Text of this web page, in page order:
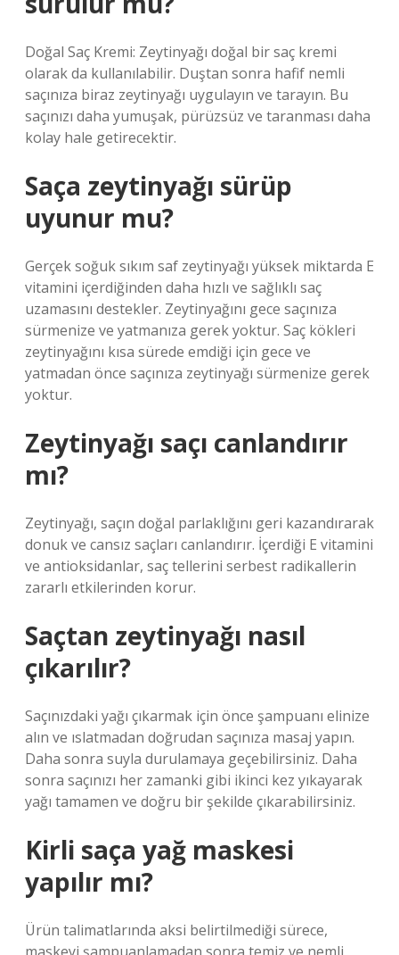
Doğal Saç Kremi: Zeytinyağı doğal bir saç kremi
olarak da kullanılabilir. Duştan sonra hafif nemli
saçınıza biraz zeytinyağı uygulayın ve tarayın. Bu
saçınızı daha yumuşak, pürüzsüz ve taranması daha
kolay hale getirecektir.
Saça zeytinyağı sürüp
uyunur mu?
Gerçek soğuk sıkım saf zeytinyağı yüksek miktarda E
vitamini içerdiğinden daha hızlı ve sağlıklı saç
uzamasını destekler. Zeytinyağını gece saçınıza
sürmenize ve yatmanıza gerek yoktur. Saç kökleri
zeytinyağını kısa sürede emdiği için gece ve
yatmadan önce saçınıza zeytinyağı sürmenize gerek
yoktur.
Zeytinyağı saçı canlandırır
mı?
Zeytinyağı, saçın doğal parlaklığını geri kazandırarak
donuk ve cansız saçları canlandırır. İçerdiği E vitamini
ve antioksidanlar, saç tellerini serbest radikallerin
zararlı etkilerinden korur.
Saçtan zeytinyağı nasıl
çıkarılır?
Saçınızdaki yağı çıkarmak için önce şampuanı elinize
alın ve ıslatmadan doğrudan saçınıza masaj yapın.
Daha sonra suyla durulamaya geçebilirsiniz. Daha
sonra saçınızı her zamanki gibi ikinci kez yıkayarak
yağı tamamen ve doğru bir şekilde çıkarabilirsiniz.
Kirli saça yağ maskesi
yapılır mı?
Ürün talimatlarında aksi belirtilmediği sürece,